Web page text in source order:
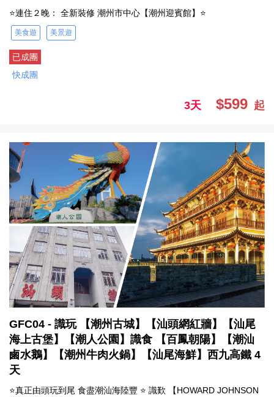
⭐連住２晚： 全新裝修 潮州市中心【潮州迎賓館】⭐
美食遊 美景遊
已成團
快成團
3天 $599 起
GFC04 - 識玩 【潮州古城】【汕頭網紅牆】【汕尾
海上古堡】【潮人公園】識食 【百鳳朝陽】【潮汕
鹵水鵝】【潮州牛肉火鍋】【汕尾海鮮】西九高鐵 4
天
⭐真正由頭玩到尾 食盡潮汕海陸豐 ⭐ 識歎 【HOWARD JOHNSON